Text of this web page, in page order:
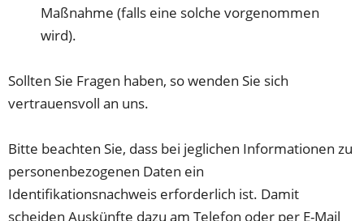
Maßnahme (falls eine solche vorgenommen
wird).
Sollten Sie Fragen haben, so wenden Sie sich
vertrauensvoll an uns.
Bitte beachten Sie, dass bei jeglichen Informationen zu
personenbezogenen Daten ein
Identifikationsnachweis erforderlich ist. Damit
scheiden Auskünfte dazu am Telefon oder per E-Mail